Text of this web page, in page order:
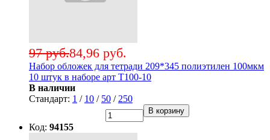
84,96 руб.
97 руб.
Набор обложек для тетради 209*345 полиэтилен 100мкм
10 штук в наборе арт Т100-10
В наличии
Стандарт: 1 / 10 / 50 / 250
В корзину
Код: 94155